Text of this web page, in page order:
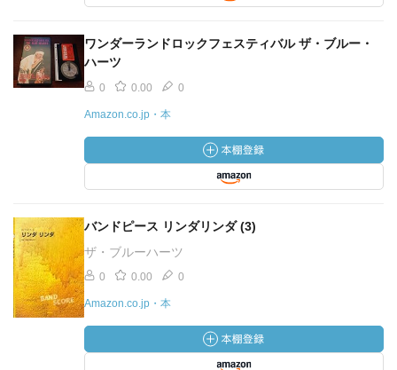
ワンダーランドロックフェスティバル ザ・ブルー・
ハーツ
0 0.00 0
Amazon.co.jp・本
バンドピース リンダリンダ (3)
ザ・ブルーハーツ
0 0.00 0
Amazon.co.jp・本